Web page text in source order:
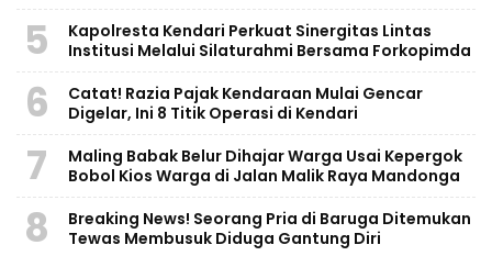
5
Kapolresta Kendari Perkuat Sinergitas Lintas
Institusi Melalui Silaturahmi Bersama Forkopimda
6
Catat! Razia Pajak Kendaraan Mulai Gencar
Digelar, Ini 8 Titik Operasi di Kendari
7
Maling Babak Belur Dihajar Warga Usai Kepergok
Bobol Kios Warga di Jalan Malik Raya Mandonga
8
Breaking News! Seorang Pria di Baruga Ditemukan
Tewas Membusuk Diduga Gantung Diri